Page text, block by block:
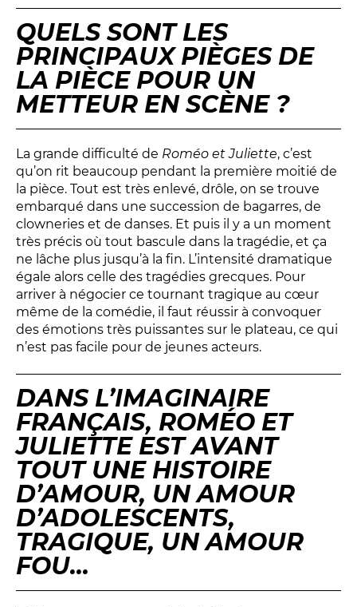
Abonnez-vous en ligne
Billetterie en ligne
contact@theatredenice.org
BILLETTERIE 04 93 13 19 00
ADMINISTRATION 04 93 13 90 90
#tnn06
QUELS SONT LES
PRINCIPAUX PIÈGES DE
LA PIÈCE POUR UN
METTEUR EN SCÈNE ?
La grande difficulté de Roméo et Juliette, c’est
qu’on rit beaucoup pendant la première moitié de
la pièce. Tout est très enlevé, drôle, on se trouve
embarqué dans une succession de bagarres, de
clowneries et de danses. Et puis il y a un moment
très précis où tout bascule dans la tragédie, et ça
ne lâche plus jusqu’à la fin. L’intensité dramatique
égale alors celle des tragédies grecques. Pour
arriver à négocier ce tournant tragique au cœur
même de la comédie, il faut réussir à convoquer
des émotions très puissantes sur le plateau, ce qui
n’est pas facile pour de jeunes acteurs.
DANS L’IMAGINAIRE
FRANÇAIS, ROMÉO ET
JULIETTEEST AVANT
TOUT UNE HISTOIRE
D’AMOUR, UN AMOUR
D’ADOLESCENTS,
TRAGIQUE, UN AMOUR
FOU…